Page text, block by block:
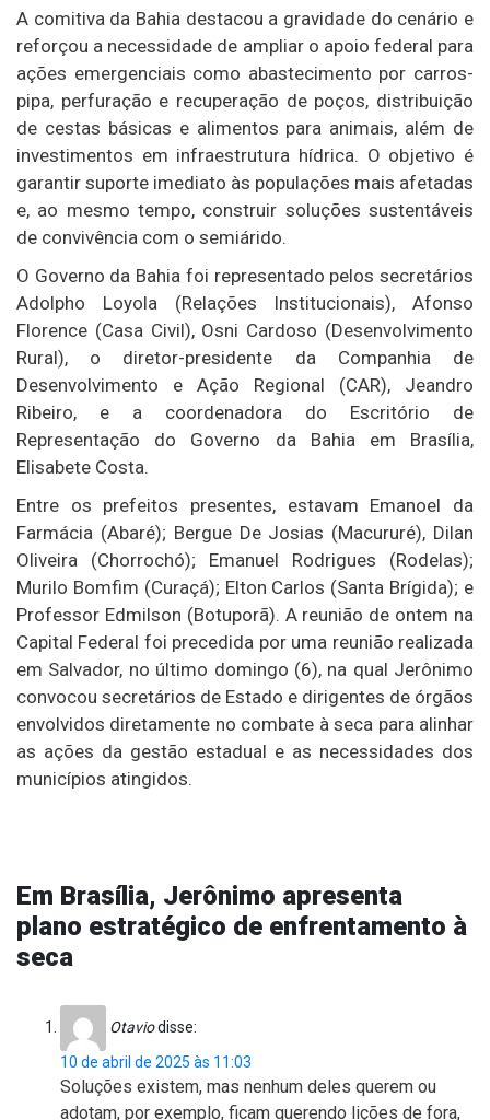
A comitiva da Bahia destacou a gravidade do cenário e
reforçou a necessidade de ampliar o apoio federal para
ações emergenciais como abastecimento por carros-
pipa, perfuração e recuperação de poços, distribuição
de cestas básicas e alimentos para animais, além de
investimentos em infraestrutura hídrica. O objetivo é
garantir suporte imediato às populações mais afetadas
e, ao mesmo tempo, construir soluções sustentáveis
de convivência com o semiárido.
O Governo da Bahia foi representado pelos secretários
Adolpho Loyola (Relações Institucionais), Afonso
Florence (Casa Civil), Osni Cardoso (Desenvolvimento
Rural), o diretor-presidente da Companhia de
Desenvolvimento e Ação Regional (CAR), Jeandro
Ribeiro, e a coordenadora do Escritório de
Representação do Governo da Bahia em Brasília,
Elisabete Costa.
Entre os prefeitos presentes, estavam Emanoel da
Farmácia (Abaré); Bergue De Josias (Macururé), Dilan
Oliveira (Chorrochó); Emanuel Rodrigues (Rodelas);
Murilo Bomfim (Curaçá); Elton Carlos (Santa Brígida); e
Professor Edmilson (Botuporã). A reunião de ontem na
Capital Federal foi precedida por uma reunião realizada
em Salvador, no último domingo (6), na qual Jerônimo
convocou secretários de Estado e dirigentes de órgãos
envolvidos diretamente no combate à seca para alinhar
as ações da gestão estadual e as necessidades dos
municípios atingidos.
Em Brasília, Jerônimo apresenta
plano estratégico de enfrentamento à
seca
Otaviodisse:
10 de abril de 2025 às 11:03
Soluções existem, mas nenhum deles querem ou
adotam, por exemplo, ficam querendo lições de fora,